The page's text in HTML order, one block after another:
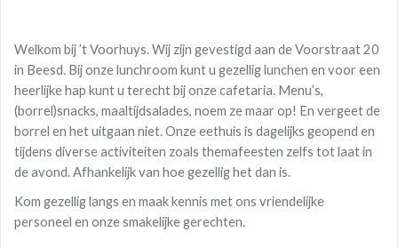
Welkom bij ’t Voorhuys. Wij zijn gevestigd aan de Voorstraat 20
in Beesd. Bij onze lunchroom kunt u gezellig lunchen en voor een
heerlijke hap kunt u terecht bij onze cafetaria. Menu’s,
(borrel)snacks, maaltijdsalades, noem ze maar op! En vergeet de
borrel en het uitgaan niet. Onze eethuis is dagelijks geopend en
tijdens diverse activiteiten zoals themafeesten zelfs tot laat in
de avond. Afhankelijk van hoe gezellig het dan is.
Kom gezellig langs en maak kennis met ons vriendelijke
personeel en onze smakelijke gerechten.